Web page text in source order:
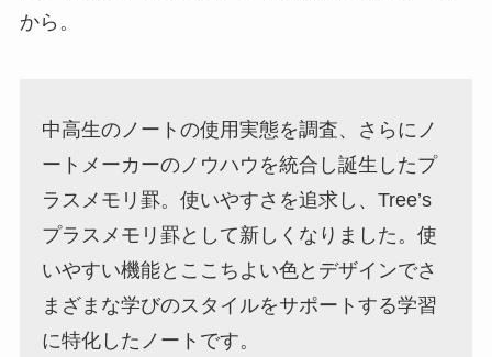
から。
中高生のノートの使用実態を調査、さらにノ
ートメーカーのノウハウを統合し誕生したプ
ラスメモリ罫。使いやすさを追求し、Tree’s
プラスメモリ罫として新しくなりました。使
いやすい機能とここちよい色とデザインでさ
まざまな学びのスタイルをサポートする学習
に特化したノートです。